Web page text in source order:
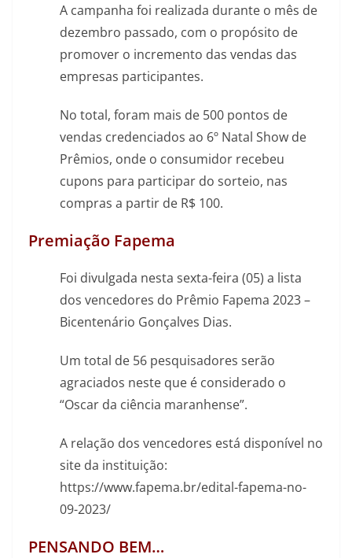
A campanha foi realizada durante o mês de
dezembro passado, com o propósito de
promover o incremento das vendas das
empresas participantes.
No total, foram mais de 500 pontos de
vendas credenciados ao 6º Natal Show de
Prêmios, onde o consumidor recebeu
cupons para participar do sorteio, nas
compras a partir de R$ 100.
Premiação Fapema
Foi divulgada nesta sexta-feira (05) a lista
dos vencedores do Prêmio Fapema 2023 –
Bicentenário Gonçalves Dias.
Um total de 56 pesquisadores serão
agraciados neste que é considerado o
“Oscar da ciência maranhense”.
A relação dos vencedores está disponível no
site da instituição:
https://www.fapema.br/edital-fapema-no-
09-2023/
PENSANDO BEM…